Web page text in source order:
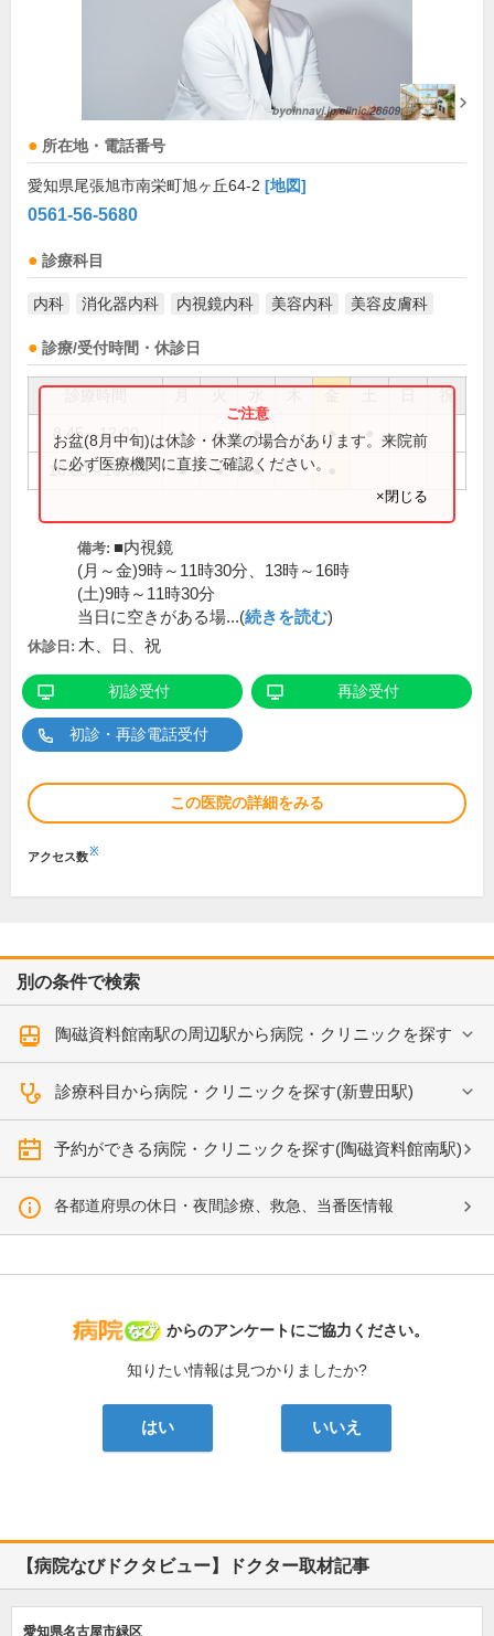
所在地・電話番号
愛知県尾張旭市南栄町旭ヶ丘64-2 [地図]
0561-56-5680
診療科目
内科 消化器内科 内視鏡内科 美容内科 美容皮膚科
診療/受付時間・休診日
祝
8:45～12:00 ● ● ● ●
16:00～18:30 ● ● ●
お盆(8月中旬)は休診・休業の場合があります。来院前
に必ず医療機関に直接ご確認ください。
×閉じる
備考: ■内視鏡
(月～金)9時～11時30分、13時～16時
(土)9時～11時30分
当日に空きがある場...(続きを読む)
休診日: 木、日、祝
初診受付 再診受付
初診・再診電話受付
この医院の詳細をみる
アクセス数※
別の条件で検索
陶磁資料館南駅の周辺駅から病院・クリニックを探す
診療科目から病院・クリニックを探す(新豊田駅)
予約ができる病院・クリニックを探す(陶磁資料館南駅)
各都道府県の休日・夜間診療、救急、当番医情報
病院なび
からのアンケートにご協力ください。
知りたい情報は見つかりましたか?
はい いいえ
【病院なびドクタビュー】ドクター取材記事
愛知県名古屋市緑区